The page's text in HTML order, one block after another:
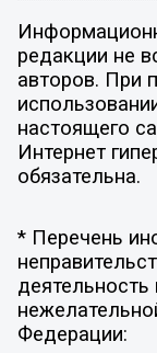
редакции не
авторов. При
настоящего
Интернет
обязательна.
* Перечень
Федерации: